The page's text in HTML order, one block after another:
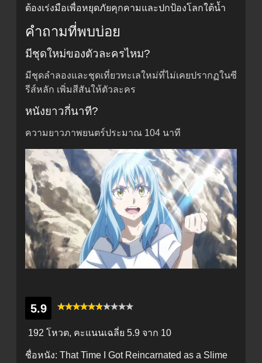
ต้องเร่งมือเพื่อหยุดภัยคุกคามและปกป้องโลกใต้น้ำ
คำถามที่พบบ่อย
มีชุดใหม่ของตัวละครไหม?
มีชุดลำลองและชุดเที่ยวทะเลใหม่ที่ไม่เคยปรากฏในซี
รีส์หลัก เพิ่มสีสันให้ตัวละคร
หนังยาวกี่นาที?
ความยาวภาพยนตร์ประมาณ 104 นาที
5.9
192 โหวต, คะแนนเฉลี่ย 5.9 จาก 10
ชื่อหนัง: That Time I Got Reincarnated as a Slime